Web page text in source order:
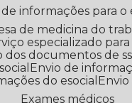
de informações para o
de medicina do
especializado
dos documentos de
Envio de
do esocial
Exames médicos